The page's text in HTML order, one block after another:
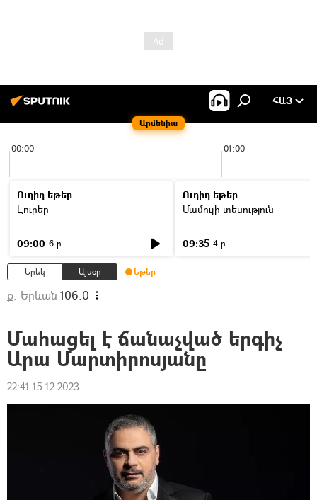
Արմենիա
ՀԱՅ
00:00 01:00
Ուղիղ եթեր
Լուրեր
09:00 6 ր
Ուղիղ եթեր
Մամուլի տեսություն
09:35 4 ր
Երեկ Այսօր Եթեր
ք. Երևան 106.0
Մահացել է ճանաչված երգիչ
Արա Մարտիրոսյանը
22:41 15.12.2023